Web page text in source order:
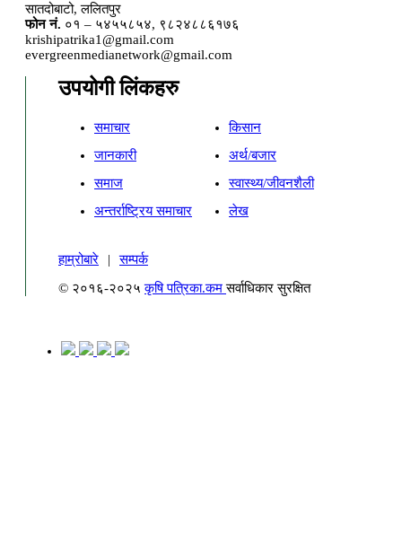
सातदोबाटो, ललितपुर
फोन नं. ०१ – ५४५५८५४, ९८२४८८६१७६
krishipatrika1@gmail.com
evergreenmedianetwork@gmail.com
उपयोगी लिंकहरु
समाचार
किसान
जानकारी
अर्थ/बजार
समाज
स्वास्थ्य/जीवनशैली
अन्तर्राष्ट्रिय समाचार
लेख
हाम्रोबारे |
सम्पर्क
© २०१६-२०२५कृषि पत्रिका.कमसर्वाधिकार सुरक्षित